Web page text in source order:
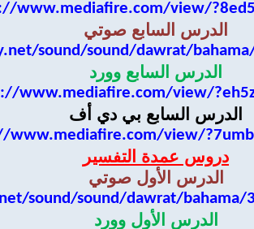
www.mediafire.com/view/
الدرس السابع صوتي
sound/sound/dawrat/
الدرس السابع وورد
www.mediafire.com/view/
الدرس السابع بي دي أف
www.mediafire.com/view/
دروس عمدة التفسير
الدرس الأول صوتي
sound/sound/dawrat/bahama/
الدرس الأول وورد